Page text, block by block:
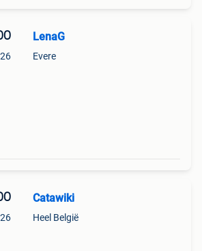
LenaG
Evere
Catawiki
Heel België